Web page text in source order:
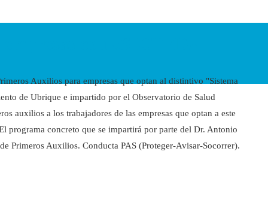
con «SICTED»
Auxilios para empresas que optan al distintivo "Sistema
de Ubrique e impartido por el Observatorio de Salud
auxilios a los trabajadores de las empresas que optan a este
programa concreto que se impartirá por parte del Dr. Antonio
Primeros Auxilios. Conducta PAS (Proteger-Avisar-Socorrer).